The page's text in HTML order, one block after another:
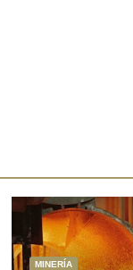
MINERÍA